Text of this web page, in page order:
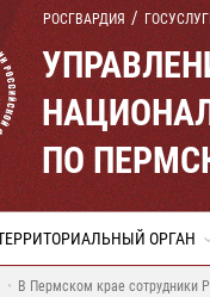
РОСГВАРДИЯ
ПО
ОРГАН
В Пермском крае сотрудники